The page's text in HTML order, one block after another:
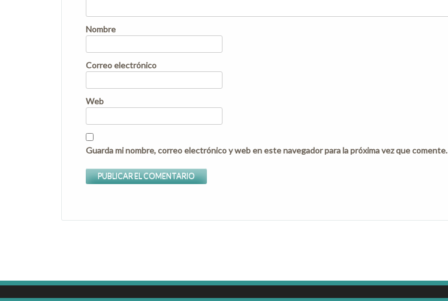
Nombre
Correo electrónico
Web
Guarda mi nombre, correo electrónico y web en este navegador para la próxima vez que comente.